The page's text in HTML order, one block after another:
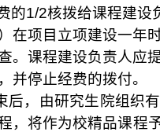
的1/2核拨给课程建设
在项目立项建设一年
。课程建设负责人应
并停止经费的拨付。
后，由研究生院组织
，将作为校精品课程